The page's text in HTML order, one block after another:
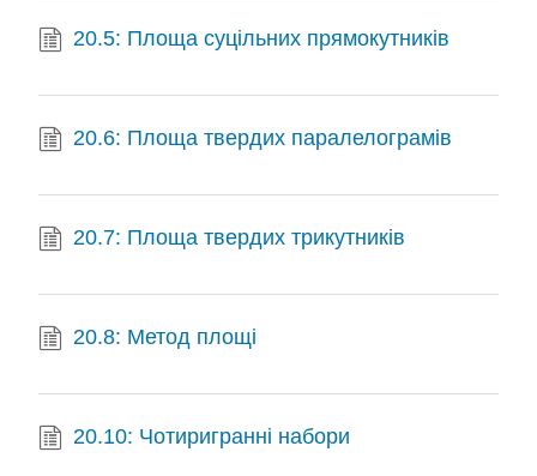
20.5: Площа суцільних прямокутників
20.6: Площа твердих паралелограмів
20.7: Площа твердих трикутників
20.8: Метод площі
20.10: Чотиригранні набори